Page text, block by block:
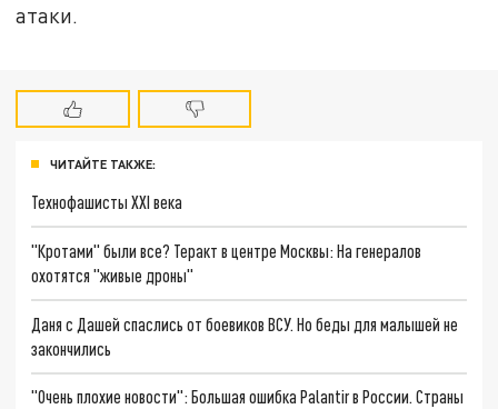
атаки.
ЧИТАЙТЕ ТАКЖЕ:
Технофашисты XXI века
"Кротами" были все? Теракт в центре Москвы: На генералов
охотятся "живые дроны"
Даня с Дашей спаслись от боевиков ВСУ. Но беды для малышей не
закончились
"Очень плохие новости": Большая ошибка Palantir в России. Страны